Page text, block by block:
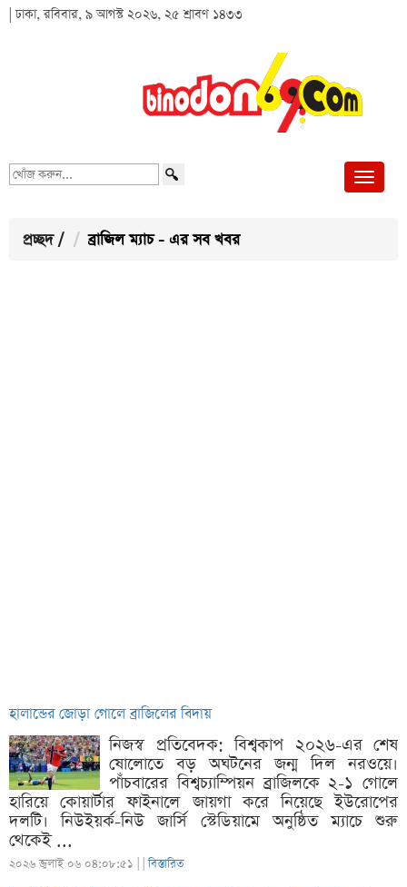
| ঢাকা, রবিবার, ৯ আগস্ট ২০২৬, ২৫ শ্রাবণ ১৪৩৩
খোঁজ
প্রচ্ছদ / ব্রাজিল ম্যাচ - এর সব খবর
হালান্ডের জোড়া গোলে ব্রাজিলের বিদায়
নিজস্ব প্রতিবেদক: বিশ্বকাপ ২০২৬-এর শেষ
ষোলোতে বড় অঘটনের জন্ম দিল নরওয়ে।
পাঁচবারের বিশ্বচ্যাম্পিয়ন ব্রাজিলকে ২-১ গোলে
হারিয়ে কোয়ার্টার ফাইনালে জায়গা করে নিয়েছে ইউরোপের
দলটি। নিউইয়র্ক-নিউ জার্সি স্টেডিয়ামে অনুষ্ঠিত ম্যাচে শুরু
থেকেই ...
২০২৬ জুলাই ০৬ ০৪:০৮:৫১ | |বিস্তারিত